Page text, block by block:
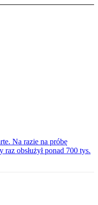
Na razie na próbę
obsłużył ponad 700 tys.